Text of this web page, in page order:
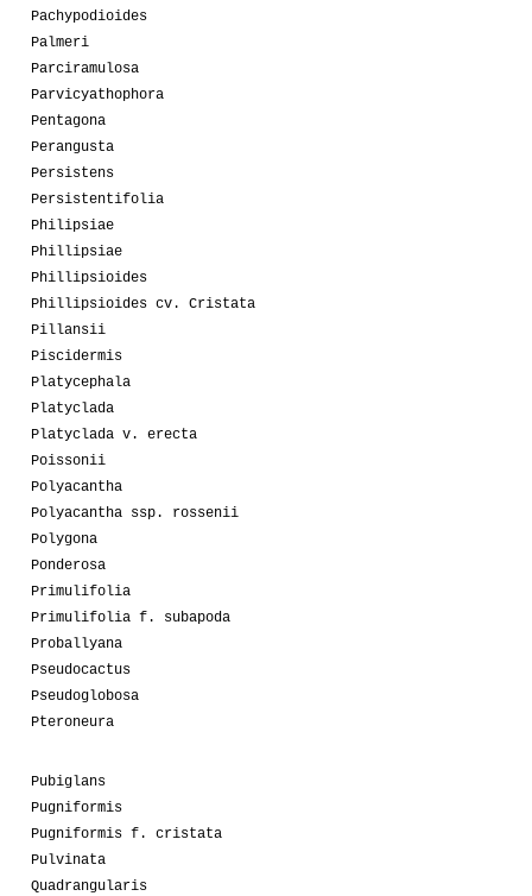
Pachypodioides
Palmeri
Parciramulosa
Parvicyathophora
Pentagona
Perangusta
Persistens
Persistentifolia
Philipsiae
Phillipsiae
Phillipsioides
Phillipsioides cv. Cristata
Pillansii
Piscidermis
Platycephala
Platyclada
Platyclada v. erecta
Poissonii
Polyacantha
Polyacantha ssp. rossenii
Polygona
Ponderosa
Primulifolia
Primulifolia f. subapoda
Proballyana
Pseudocactus
Pseudoglobosa
Pteroneura
Pubiglans
Pugniformis
Pugniformis f. cristata
Pulvinata
Quadrangularis